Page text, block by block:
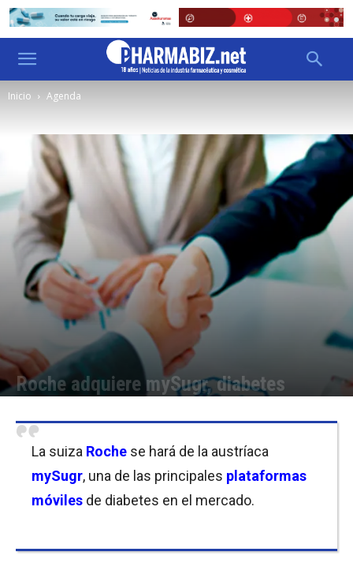
Inicio Agenda
Roche adquiere mySugr, diabetes
La suiza Roche se hará de la austríaca
mySugr, una de las principales plataformas
móviles de diabetes en el mercado.